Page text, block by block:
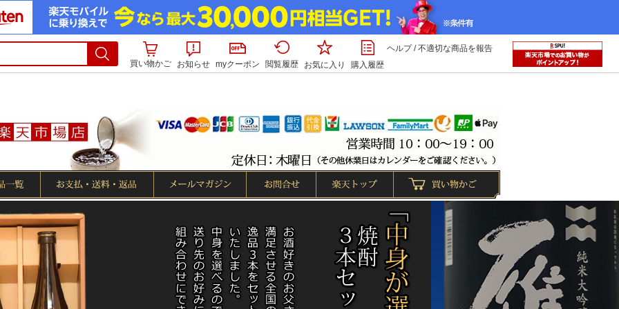
買い物かご お知らせ myクーポン 閲覧履歴 お気に入り 購入履歴
ヘルプ/不適切な商品を報告